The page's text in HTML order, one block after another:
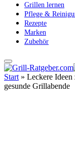
Grillen lernen
Pflege &
Rezepte
Marken
Zubehör
Start » Leckere
gesunde Grillabende